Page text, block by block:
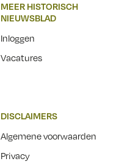
MEER HISTORISCH
NIEUWSBLAD
Inloggen
Vacatures
DISCLAIMERS
Algemene voorwaarden
Privacy